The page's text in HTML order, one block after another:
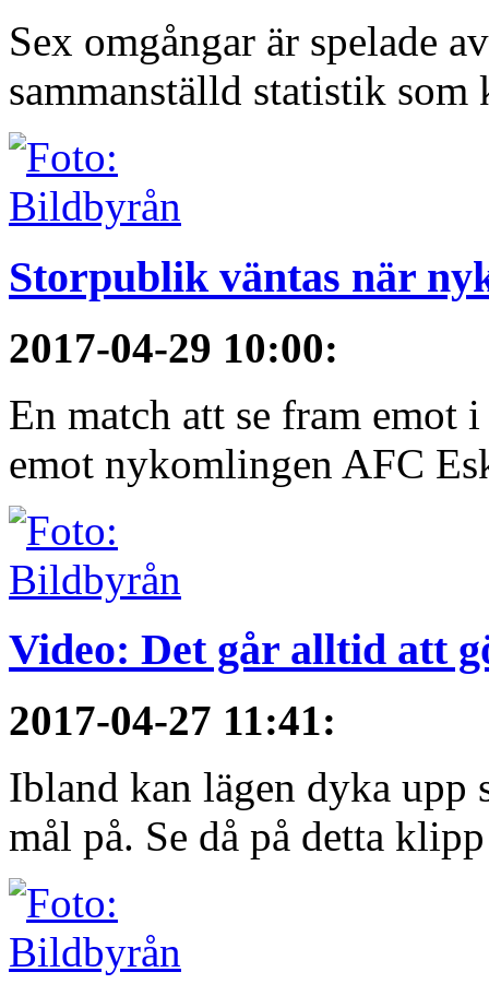
Sex omgångar är spelade
sammanställd statistik som
Storpublik väntas när
2017-04-29 10:00:
En match att se fram emot
emot nykomlingen AFC
Video: Det går alltid att
2017-04-27 11:41:
Ibland kan lägen dyka upp
mål på. Se då på detta